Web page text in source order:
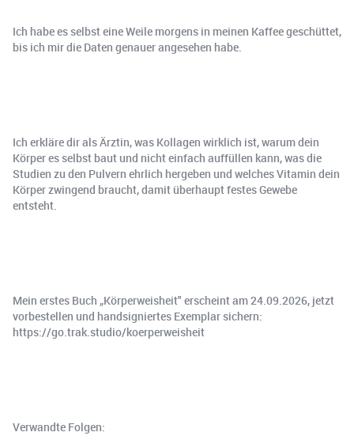
Ich habe es selbst eine Weile morgens in meinen Kaffee geschüttet,
bis ich mir die Daten genauer angesehen habe.
Ich erkläre dir als Ärztin, was Kollagen wirklich ist, warum dein
Körper es selbst baut und nicht einfach auffüllen kann, was die
Studien zu den Pulvern ehrlich hergeben und welches Vitamin dein
Körper zwingend braucht, damit überhaupt festes Gewebe
entsteht.
Mein erstes Buch „Körperweisheit" erscheint am 24.09.2026, jetzt
vorbestellen und handsigniertes Exemplar sichern:
https://go.trak.studio/koerperweisheit
Verwandte Folgen: